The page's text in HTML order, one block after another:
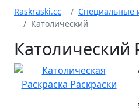
Raskraski.cc Специальные
Католический
Католический